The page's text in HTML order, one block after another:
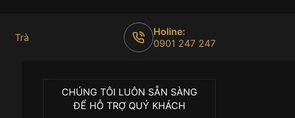
Trà
Holine:
0901 247 247
CHÚNG TÔI LUÔN SẴN SÀNG
ĐỂ HỖ TRỢ QUÝ KHÁCH